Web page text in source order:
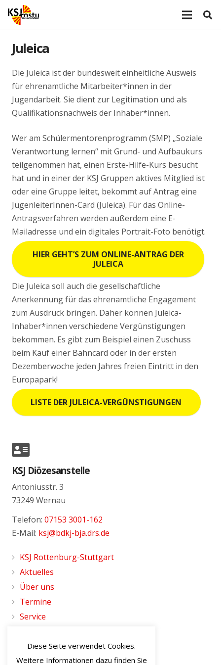
Juleica
Die Juleica ist der bundesweit einheitliche Ausweis
für ehrenamtliche Mitarbeiter*innen in der
Jugendarbeit. Sie dient zur Legitimation und als
Qualifikationsnachweis der Inhaber*innen.
Wer am Schülermentorenprogramm (SMP) „Soziale
Verantwortung lernen“ mit Grund- und Aufbaukurs
teilgenommen hat, einen Erste-Hilfe-Kurs besucht
hat und in einer der KSJ Gruppen aktives Mitglied ist
oder eine Gruppe leitet, bekommt auf Antrag eine
JugenleiterInnen-Card (Juleica). Für das Online-
Antragsverfahren werden außerdem eine E-
Mailadresse und ein digitales Portrait-Foto benötigt.
HIER GEHT’S ZUM ONLINE-ANTRAG DER
JULEICA
Die Juleica soll auch die gesellschaftliche
Anerkennung für das ehrenamtliche Engagement
zum Ausdruck bringen. Daher können Juleica-
Inhaber*innen verschiedene Vergünstigungen
bekommen. Es gibt zum Beispiel einen Zuschuss
beim Kauf einer Bahncard oder in der ersten
Dezemberwoche jeden Jahres freien Eintritt in den
Europapark!
LISTE DER JULEICA-VERGÜNSTIGUNGEN
KSJ Diözesanstelle
Antoniusstr. 3
73249 Wernau
Telefon: 07153 3001-162
E-Mail: ksj@bdkj-bja.drs.de
KSJ Rottenburg-Stuttgart
Aktuelles
Über uns
Termine
Service
Diese Seite verwendet Cookies.
Weitere Informationen dazu finden Sie